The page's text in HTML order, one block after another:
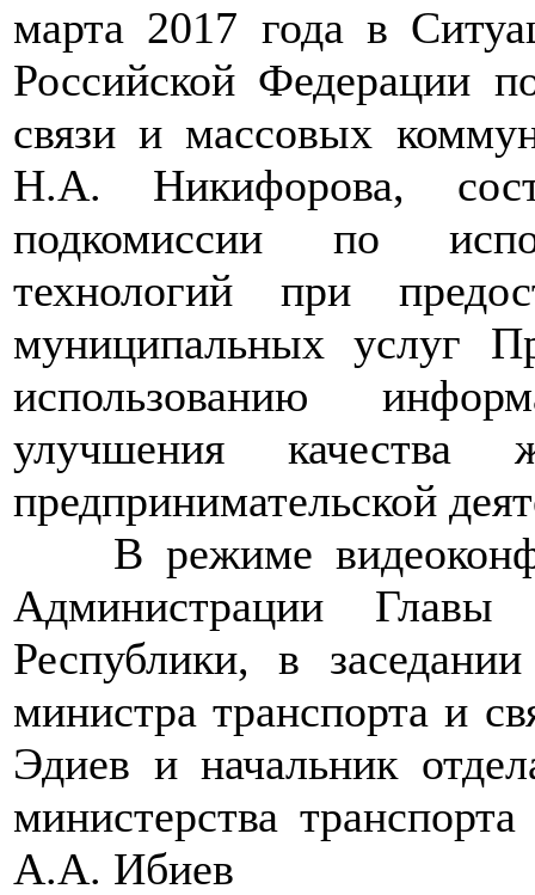
марта 2017 года в
Российской Федерации
связи и массовых
Н.А. Никифорова,
подкомиссии по
технологий при
муниципальных услуг
использованию
улучшения
предпринимательской
В режиме
Администрации Главы
Республики, в
министра транспорта и
Эдиев и начальник
министерства
А.А. Ибиев